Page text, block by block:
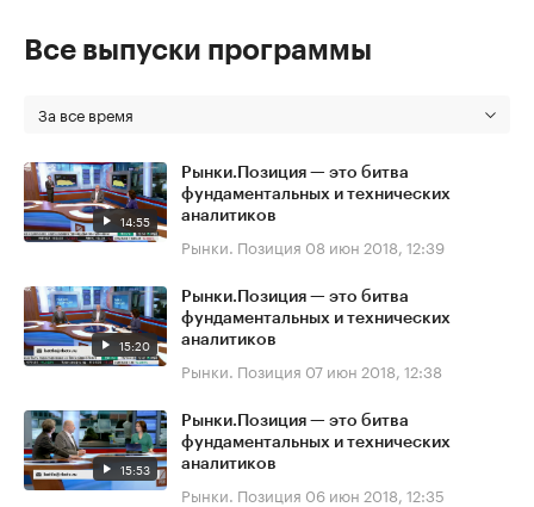
Все выпуски программы
За все время
14:55
Рынки.Позиция — это битва
фундаментальных и технических
аналитиков
Рынки. Позиция 08 июн 2018, 12:39
15:20
Рынки.Позиция — это битва
фундаментальных и технических
аналитиков
Рынки. Позиция 07 июн 2018, 12:38
15:53
Рынки.Позиция — это битва
фундаментальных и технических
аналитиков
Рынки. Позиция 06 июн 2018, 12:35